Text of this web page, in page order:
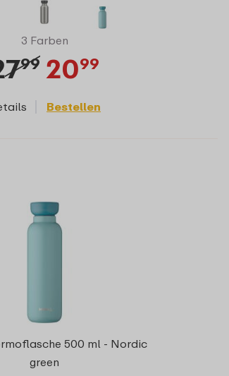
3 Farben
99 2099
Bestellen
500 ml - Nordic
green